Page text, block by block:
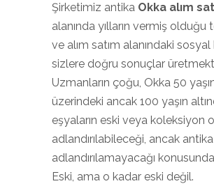
Şirketimiz antika Okka alım
alanında yılların vermiş olduğu
ve alım satım alanındaki
sizlere doğru sonuçlar
Uzmanların çoğu, Okka 50
üzerindeki ancak 100 yaşın
eşyaların eski veya koleksiyon
adlandırılabileceği, ancak
adlandırılamayacağı
Eski, ama o kadar eski değil.